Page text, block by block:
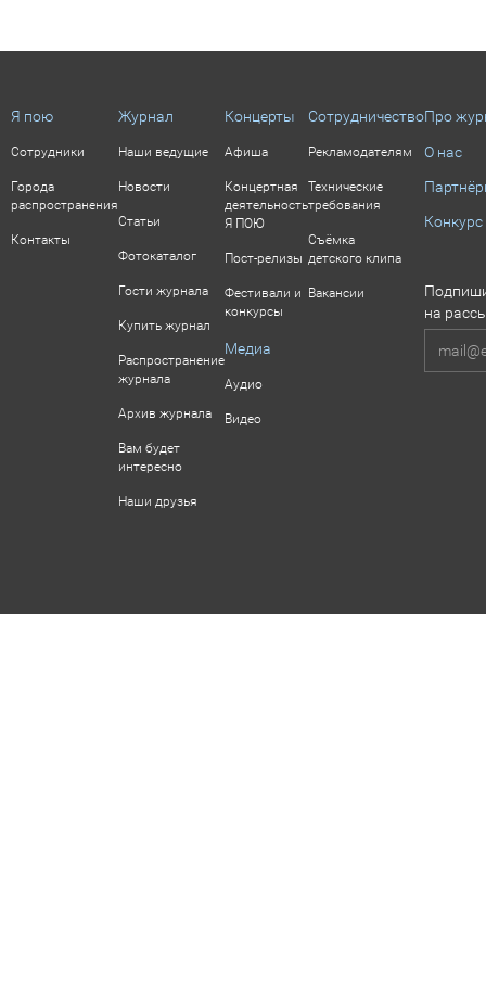
Я пою
Сотрудники
Города
распространения
Контакты
Журнал
Наши ведущие
Новости
Статьи
Фотокаталог
Гости журнала
Купить журнал
Распространение
журнала
Архив журнала
Вам будет
интересно
Наши друзья
Концерты
Афиша
Концертная
деятельность
Я ПОЮ
Пост-релизы
Фестивали и
конкурсы
Медиа
Аудио
Видео
Сотрудничество
Рекламодателям
Технические
требования
Съёмка
детского клипа
Вакансии
Про
О нас
на